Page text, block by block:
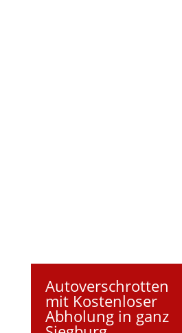
Autoverschrotten
mit Kostenloser
Abholung in ganz